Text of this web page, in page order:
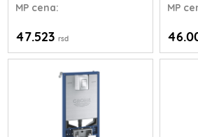
MP cena:
47.523rsd
MP